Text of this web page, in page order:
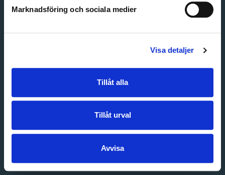
Marknadsföring och sociala medier
Visa detaljer
Tillåt alla
Tillåt urval
Avvisa